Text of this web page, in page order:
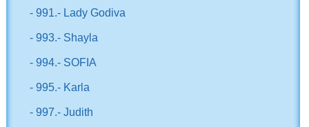
- 991.- Lady Godiva
- 993.- Shayla
- 994.- SOFIA
- 995.- Karla
- 997.- Judith